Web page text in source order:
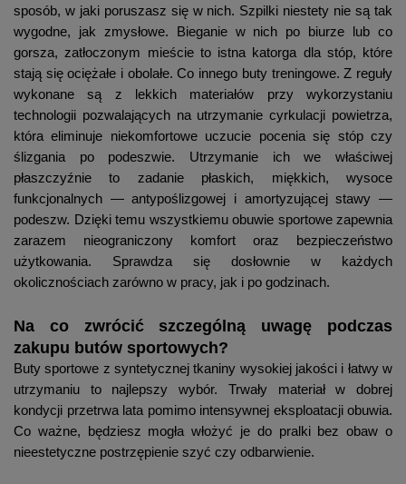
sposób, w jaki poruszasz się w nich. Szpilki niestety nie są tak
wygodne, jak zmysłowe. Bieganie w nich po biurze lub co
gorsza, zatłoczonym mieście to istna katorga dla stóp, które
stają się ociężałe i obolałe. Co innego buty treningowe. Z reguły
wykonane są z lekkich materiałów przy wykorzystaniu
technologii pozwalających na utrzymanie cyrkulacji powietrza,
która eliminuje niekomfortowe uczucie pocenia się stóp czy
ślizgania po podeszwie. Utrzymanie ich we właściwej
płaszczyźnie to zadanie płaskich, miękkich, wysoce
funkcjonalnych — antypoślizgowej i amortyzującej stawy —
podeszw. Dzięki temu wszystkiemu obuwie sportowe zapewnia
zarazem nieograniczony komfort oraz bezpieczeństwo
użytkowania. Sprawdza się dosłownie w każdych
okolicznościach zarówno w pracy, jak i po godzinach.
Na co zwrócić szczególną uwagę podczas
zakupu butów sportowych?
Buty sportowe z syntetycznej tkaniny wysokiej jakości i łatwy w
utrzymaniu to najlepszy wybór. Trwały materiał w dobrej
kondycji przetrwa lata pomimo intensywnej eksploatacji obuwia.
Co ważne, będziesz mogła włożyć je do pralki bez obaw o
nieestetyczne postrzępienie szyć czy odbarwienie.